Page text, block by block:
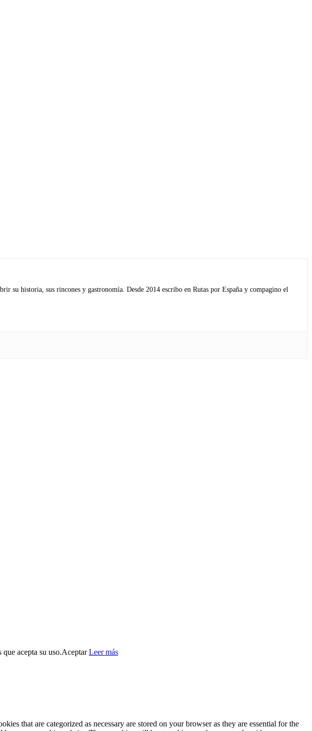
su historia, sus rincones y gastronomía. Desde 2014 escribo en Rutas por España y compagino el
acepta su uso.Aceptar Leer más
that are categorized as necessary are stored on your browser as they are essential for the